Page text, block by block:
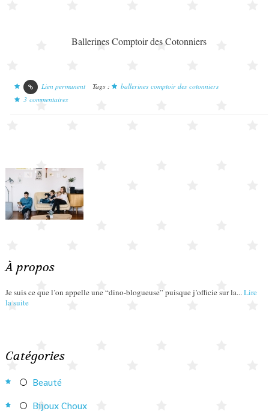
Ballerines Comptoir des Cotonniers
Lien permanent Tags :
ballerines comptoir des cotonniers
3 commentaires
À propos
Je suis ce que l’on appelle une “dino-blogueuse” puisque j’officie sur la...Lire
la suite
Catégories
Beauté
Bijoux Choux